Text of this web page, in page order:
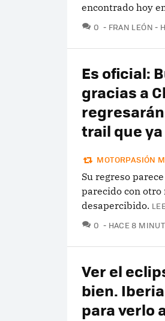
encontrado hoy
0 COMENTARIOS
FRAN LEÓN
Es oficial:
gracias a
trail que
MOTORPASIÓN
Su regreso
parecido con otro
desapercibido.
0 COMENTARIOS
HACE 8
Ver el
bien.
para verlo